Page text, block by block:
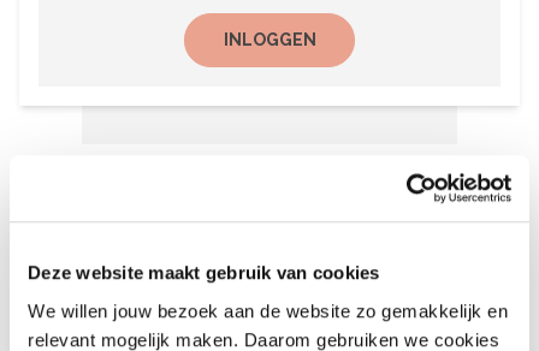
Deze website maakt gebruik van cookies
We willen jouw bezoek aan de website zo gemakkelijk en
relevant mogelijk maken. Daarom gebruiken we cookies
INLOGGEN
Recalls Children’s Clothing
and More – nr. 9 – 2026
6 augustus 2026